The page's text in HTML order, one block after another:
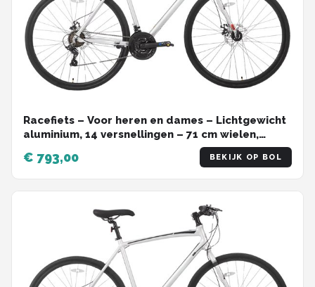
Racefiets – Voor heren en dames – Lichtgewicht
aluminium, 14 versnellingen – 71 cm wielen,
zilver, maat L, geschikt voor stadswoon-
werkverkeer en fitness
€ 793,00 BEKIJK OP BOL